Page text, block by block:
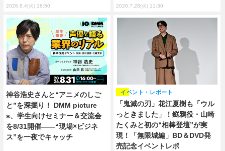
2026.8.4(火) 16:50 2026.7.28(火) 11:30
神谷浩史さんと“アニメのしご
と”を深掘り！ DMM picture
s、学生向けセミナー＆交流会
を8/31開催――“現場×ビジネ
ス”を一夜でキャッチ
「鬼滅の刃」花江夏樹も「ウル
っときました」！鎹鴉役・山崎
たくみと初の“相棒登壇”が実
現！「無限城編」BD＆DVD発
売記念イベントレポ
イベント・レポート